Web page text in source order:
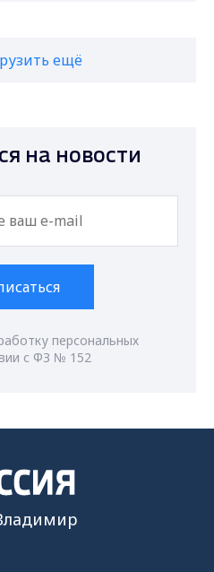
ещё
на новости
персональных
с ФЗ № 152